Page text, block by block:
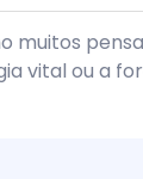
muitos
vital ou a